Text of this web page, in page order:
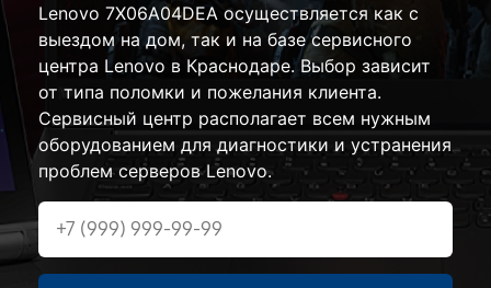
Lenovo 7X06A04DEA осуществляется как с
выездом на дом, так и на базе сервисного
центра Lenovo в Краснодаре. Выбор зависит
от типа поломки и пожелания клиента.
Сервисный центр располагает всем нужным
оборудованием для диагностики и устранения
проблем серверов Lenovo.